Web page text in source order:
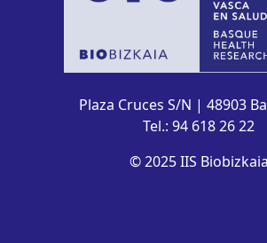
Plaza Cruces S/N | 48903
Tel.: 94 618 26 22
© 2025 IIS Biobizkaia